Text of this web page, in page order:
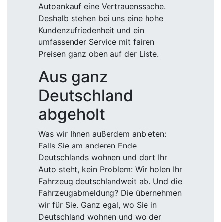
Autoankauf eine Vertrauenssache.
Deshalb stehen bei uns eine hohe
Kundenzufriedenheit und ein
umfassender Service mit fairen
Preisen ganz oben auf der Liste.
Aus ganz
Deutschland
abgeholt
Was wir Ihnen außerdem anbieten:
Falls Sie am anderen Ende
Deutschlands wohnen und dort Ihr
Auto steht, kein Problem: Wir holen Ihr
Fahrzeug deutschlandweit ab. Und die
Fahrzeugabmeldung? Die übernehmen
wir für Sie. Ganz egal, wo Sie in
Deutschland wohnen und wo der